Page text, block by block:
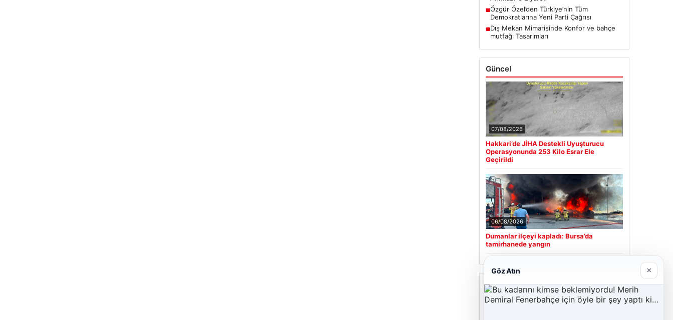
■Özgür Özel’den Türkiye’nin Tüm
Demokratlarına Yeni Parti Çağrısı
■Dış Mekan Mimarisinde Konfor ve bahçe
mutfağı Tasarımları
Güncel
07/08/2026
Hakkari’de JİHA Destekli Uyuşturucu
Operasyonunda 253 Kilo Esrar Ele
Geçirildi
06/08/2026
Dumanlar ilçeyi kapladı: Bursa’da
tamirhanede yangın
Son Eklenen Firmalar
Göz Atın ×